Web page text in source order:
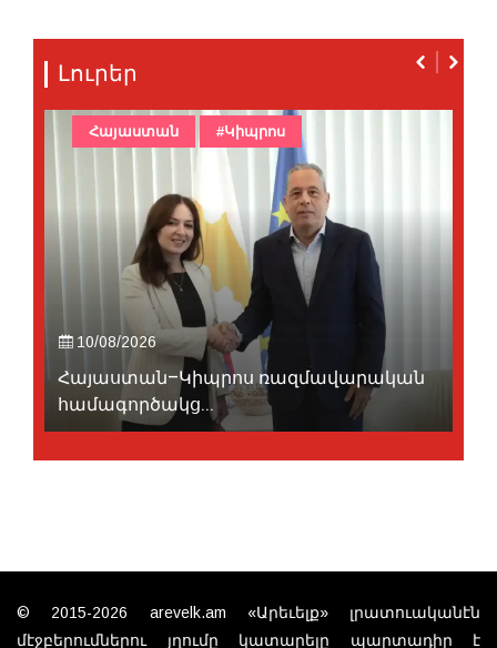
Լուրեր
10/08/2026
Հայաստան–Կիպրոս ռազմավարական
համագործակց...
Հայաստան #Կիպրոս
© 2015-2026 arevelk.am «Արեւելք» լրատուականէն
մէջբերումներու յղումը կատարելը պարտադիր է